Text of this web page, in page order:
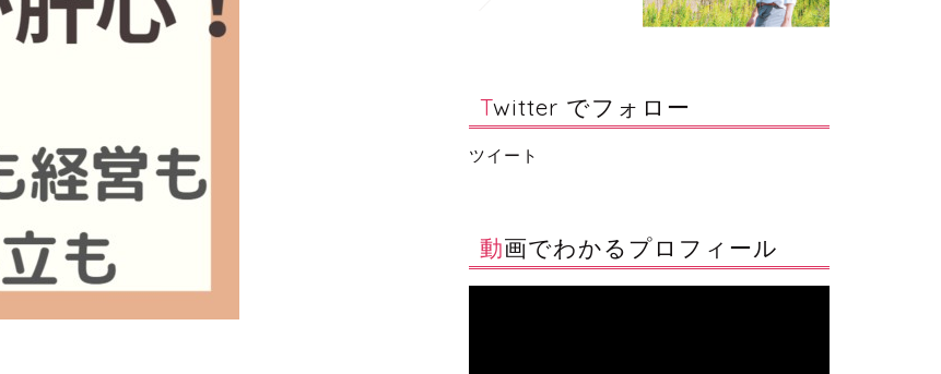
Twitter でフォロー
ツイート
動画でわかるプロフィール